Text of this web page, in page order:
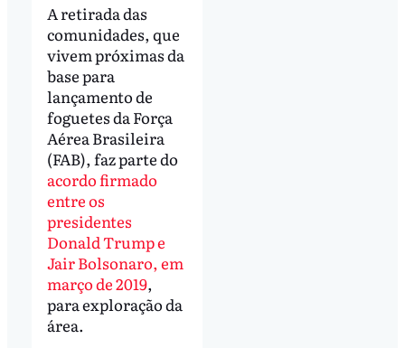
A retirada das
comunidades, que
vivem próximas da
base para
lançamento de
foguetes da Força
Aérea Brasileira
(FAB), faz parte do
acordo firmado
entre os
presidentes
Donald Trump e
Jair Bolsonaro, em
março de 2019,
para exploração da
área.